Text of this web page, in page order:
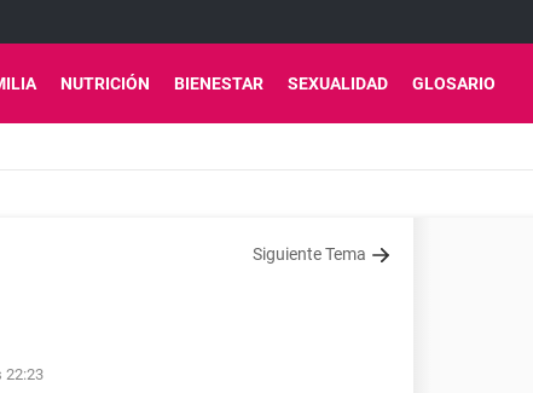
NUTRICIÓN BIENESTAR SEXUALIDAD GLOSARIO
Siguiente Tema
22:23